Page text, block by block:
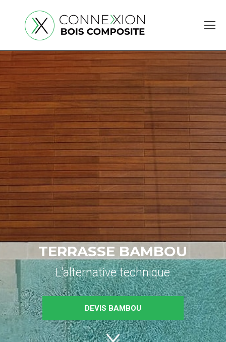
L’alternative technique
DEVIS BAMBOU
TERRASSE BAMBOU